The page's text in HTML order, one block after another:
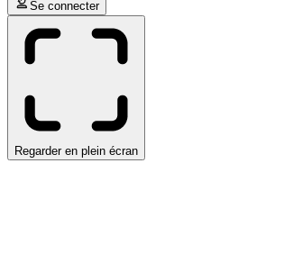
Se connecter
Regarder en plein écran